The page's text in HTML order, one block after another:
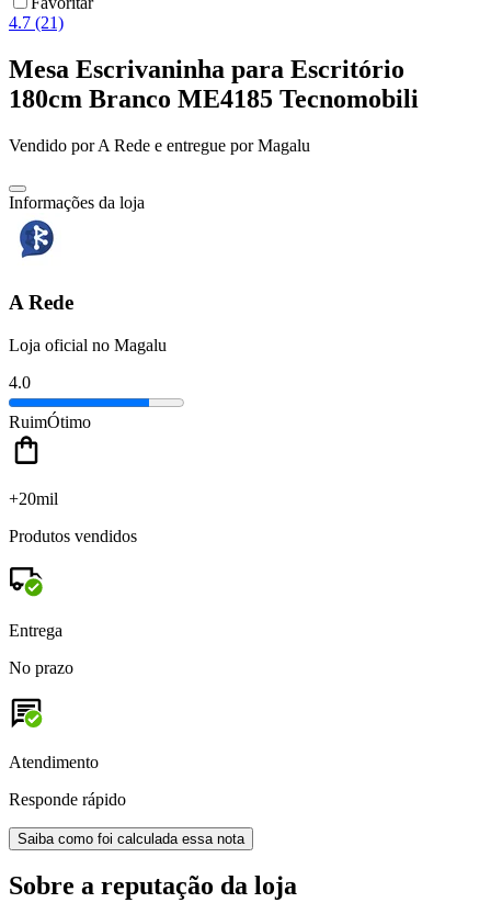
4.7 (21)
Mesa Escrivaninha para Escritório
180cm Branco ME4185 Tecnomobili
Vendido porA Rede e entregue por Magalu
Informações da loja
A Rede
Loja oficial no Magalu
4.0
RuimÓtimo
+20mil
Produtos vendidos
Entrega
No prazo
Atendimento
Responde rápido
Saiba como foi calculada essa nota
Sobre a reputação da loja